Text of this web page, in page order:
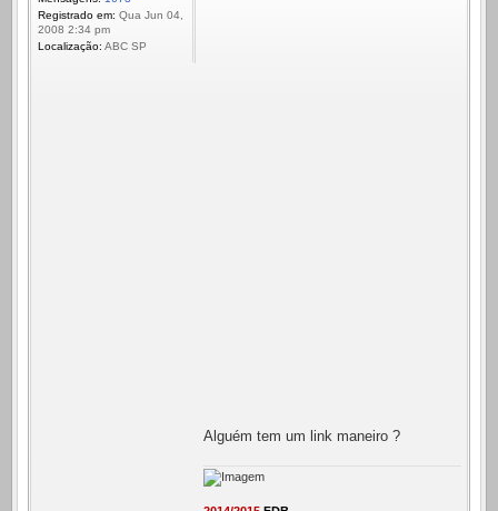
Registrado em: Qua Jun 04,
2008 2:34 pm
Localização: ABC SP
Alguém tem um link maneiro ?